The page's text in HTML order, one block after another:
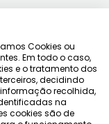
Cookies ou
Em todo o caso,
e o tratamento dos
decidindo
recolhida,
na
cookies são de